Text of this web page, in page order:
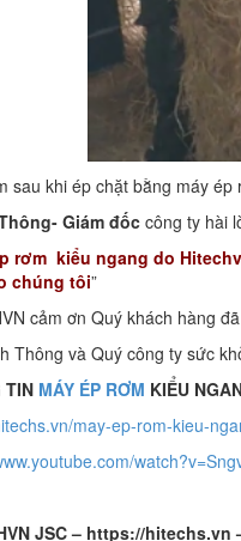
sau khi ép chặt bằng máy ép
Giám đốccông ty hài
rơm kiểu ngang do
chúng tôi”
cảm ơn Quý khách hàng
Thông và Quý công ty sức
TIN MÁY ÉP RƠM KIỂU
may-ep-rom-kieu-
JSC – https://hitechs.vn